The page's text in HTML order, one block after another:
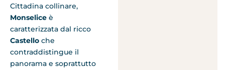
Cittadina collinare,
Monselice è
caratterizzata dal ricco
Castello che
contraddistingue il
panorama e soprattutto